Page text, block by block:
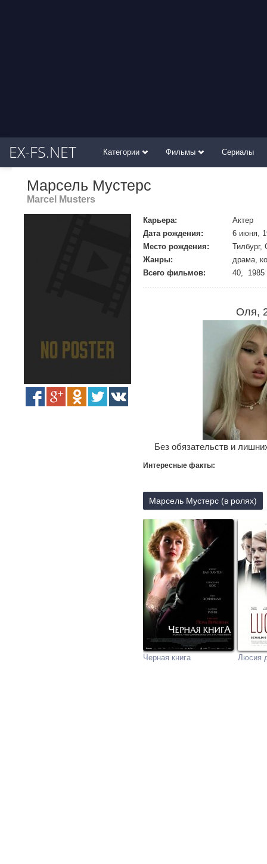
EX-FS.NET Категории Фильмы Сериалы
Марсель Мустерс
Marcel Musters
Карьера:
Актер
Дата рождения:
6 июня,
Место рождения:
Жанры:
драма,
Всего фильмов:
40, 1985
Оля,
Без обязательств и
Интересные факты:
Марсель Мустерс (в ролях)
Черная книга Люсия